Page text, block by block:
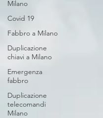
Milano
Covid 19
Fabbro a Milano
Duplicazione
chiavi a Milano
Emergenza
fabbro
Duplicazione
telecomandi
Milano